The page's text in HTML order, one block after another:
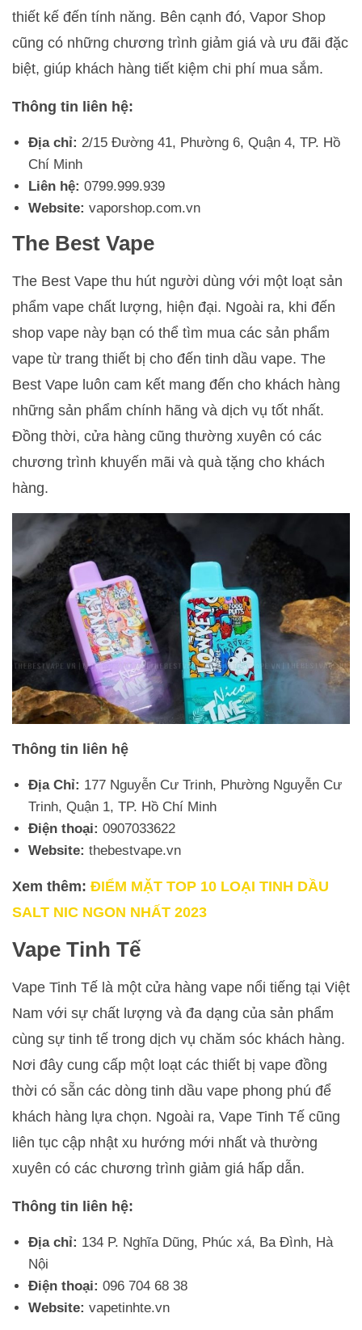
thiết kế đến tính năng. Bên cạnh đó, Vapor Shop
cũng có những chương trình giảm giá và ưu đãi đặc
biệt, giúp khách hàng tiết kiệm chi phí mua sắm.
Thông tin liên hệ:
Địa chỉ: 2/15 Đường 41, Phường 6, Quận 4, TP. Hồ
Chí Minh
Liên hệ: 0799.999.939
Website: vaporshop.com.vn
The Best Vape
The Best Vape thu hút người dùng với một loạt sản
phẩm vape chất lượng, hiện đại. Ngoài ra, khi đến
shop vape này bạn có thể tìm mua các sản phẩm
vape từ trang thiết bị cho đến tinh dầu vape. The
Best Vape luôn cam kết mang đến cho khách hàng
những sản phẩm chính hãng và dịch vụ tốt nhất.
Đồng thời, cửa hàng cũng thường xuyên có các
chương trình khuyến mãi và quà tặng cho khách
hàng.
Thông tin liên hệ
Địa Chỉ: 177 Nguyễn Cư Trinh, Phường Nguyễn Cư
Trinh, Quận 1, TP. Hồ Chí Minh
Điện thoại: 0907033622
Website: thebestvape.vn
Xem thêm: ĐIỂM MẶT TOP 10 LOẠI TINH DẦU
SALT NIC NGON NHẤT 2023
Vape Tinh Tế
Vape Tinh Tế là một cửa hàng vape nổi tiếng tại Việt
Nam với sự chất lượng và đa dạng của sản phẩm
cùng sự tinh tế trong dịch vụ chăm sóc khách hàng.
Nơi đây cung cấp một loạt các thiết bị vape đồng
thời có sẵn các dòng tinh dầu vape phong phú để
khách hàng lựa chọn. Ngoài ra, Vape Tinh Tế cũng
liên tục cập nhật xu hướng mới nhất và thường
xuyên có các chương trình giảm giá hấp dẫn.
Thông tin liên hệ:
Địa chỉ: 134 P. Nghĩa Dũng, Phúc xá, Ba Đình, Hà
Nội
Điện thoại: 096 704 68 38
Website: vapetinhte.vn